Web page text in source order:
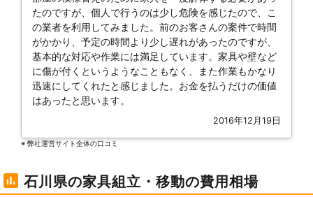
たのですが、個人で行うのは少し危険を感じたので、こ
の業者を利用してみました。前のお客さんの案件で時間
がかかり、予定の時間より少し遅れがあったのですが、
基本的な対応や作業には満足しています。家具や壁など
に傷が付くというようなこともなく、また作業もかなり
迅速にしてくれたと感じました。お金を払うだけの価値
はあったと思います。
2016年12月19日
※ 弊社運営サイト全体の⼝コミ
石川県の家具組立・移動の費用相場